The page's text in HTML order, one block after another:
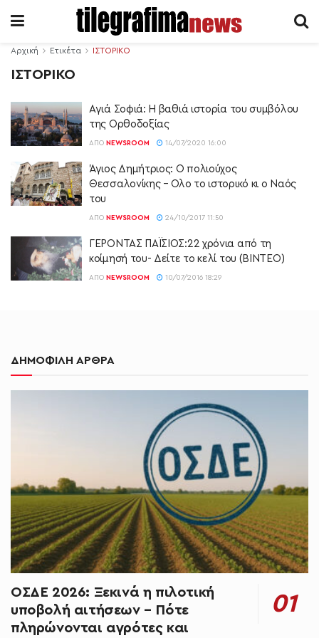
Αρχική Ετικέτα ΙΣΤΟΡΙΚΟ
ΙΣΤΟΡΙΚΟ
Αγιά Σοφιά: Η βαθιά ιστορία του συμβόλου
της Ορθοδοξίας
ΑΠΌ NEWSROOM 14/07/2020 16:00
Άγιος Δημήτριος: Ο πολιούχος
Θεσσαλονίκης – Ολο το ιστορικό κι ο Ναός
του
ΑΠΌ NEWSROOM 24/10/2017 11:50
ΓΕΡΟΝΤΑΣ ΠΑΪΣΙΟΣ:22 χρόνια από τη
κοίμησή του- Δείτε το κελί του (ΒΙΝΤΕΟ)
ΑΠΌ NEWSROOM 10/07/2016 18:29
ΔΗΜΟΦΙΛΗ ΑΡΘΡΑ
ΟΣΔΕ 2026: Ξεκινά η πιλοτική
υποβολή αιτήσεων – Πότε
πληρώνονται αγρότες και